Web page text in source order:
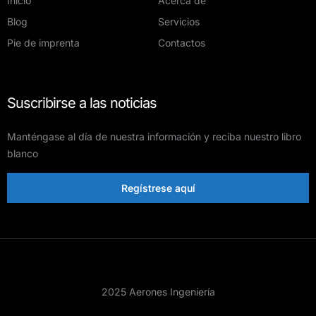
Blog
Servicios
Pie de imprenta
Contactos
Suscribirse a las noticias
Manténgase al día de nuestra información y reciba nuestro libro
blanco
Regístrese aquí
2025 Aerones Ingeniería